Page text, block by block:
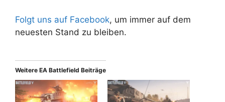
Folgt uns auf Facebook, um immer auf dem
neuesten Stand zu bleiben.
Weitere EA Battlefield Beiträge